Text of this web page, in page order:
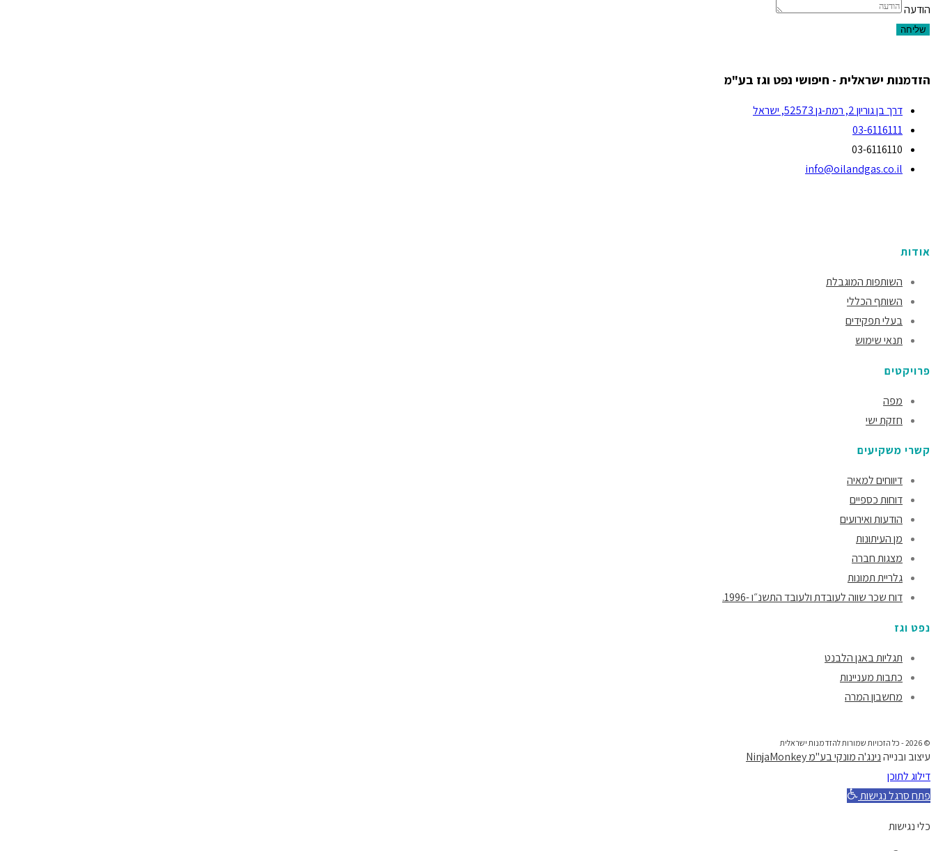
הודעה
שליחה
הזדמנות ישראלית - חיפושי נפט וגז בע"מ
דרך בן גוריון 2, רמת-גן 52573, ישראל
03-6116111
03-6116110
info@oilandgas.co.il
אודות
השותפות המוגבלת
השותף הכללי
בעלי תפקידים
תנאי שימוש
פרויקטים
מפה
חזקת ישי
קשרי משקיעים
דיווחים למאיה
דוחות כספיים
הודעות ואירועים
מן העיתונות
מצגות חברה
גלריית תמונות
דוח שכר שווה לעובדת ולעובד התשנ״ו -1996.
נפט וגז
תגליות באגן הלבנט
כתבות מעניינות
מחשבון המרה
© 2026 - כל הזכויות שמורות להזדמנות ישראלית
עיצוב ובנייהנינג'ה מונקי בע"מ NinjaMonkey
דילוג לתוכן
פתח סרגל נגישות
כלי נגישות